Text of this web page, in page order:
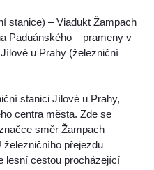
stanice) – Viadukt Žampach
Paduánského – prameny v
u Prahy (železniční
stanici Jílové u Prahy,
centra města. Zde se
směr Žampach
přejezdu
lesní cestou procházející